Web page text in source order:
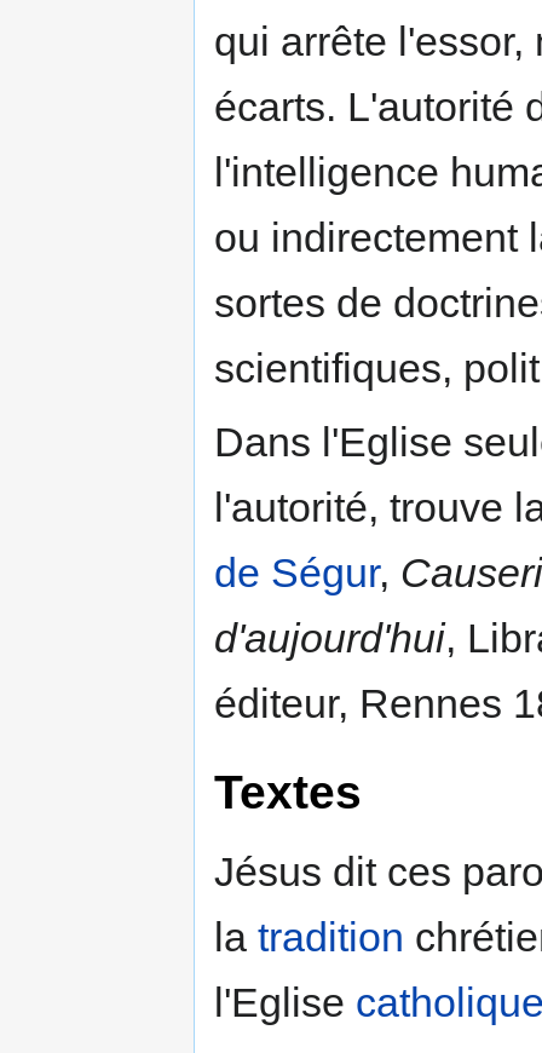
qui arrête
écarts. L'autorité
l'intelligence
ou indirectement
sortes de
scientifiques,
Dans l'Eglise
l'autorité, trouve
de Ségur,
d'aujourd'hui,
éditeur, Rennes
Textes
Jésus dit ces
la tradition
l'Eglise